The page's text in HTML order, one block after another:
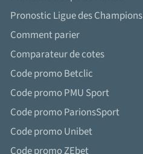
Pronostic Ligue des Champions
Comment parier
Comparateur de cotes
Code promo Betclic
Code promo PMU Sport
Code promo ParionsSport
Code promo Unibet